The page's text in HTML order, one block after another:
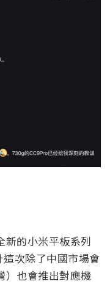
新的小米平板系列
這次除了中國市場會
）也會推出對應機